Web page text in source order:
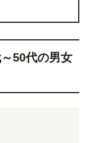
50代の男女